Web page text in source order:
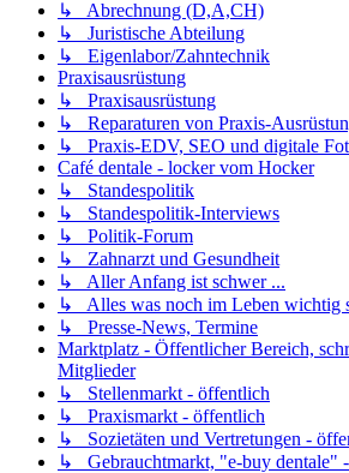
↳ Abrechnung (D,A,CH)
↳ Juristische Abteilung
↳ Eigenlabor/Zahntechnik
Praxisausrüstung
↳ Praxisausrüstung
↳ Reparaturen von Praxis-
↳ Praxis-EDV, SEO und digitale
Café dentale - locker vom Hocker
↳ Standespolitik
↳ Standespolitik-Interviews
↳ Politik-Forum
↳ Zahnarzt und Gesundheit
↳ Aller Anfang ist schwer ...
↳ Alles was noch im Leben wichtig
↳ Presse-News, Termine
Marktplatz - Öffentlicher Bereich,
Mitglieder
↳ Stellenmarkt - öffentlich
↳ Praxismarkt - öffentlich
↳ Sozietäten und Vertretungen -
↳ Gebrauchtmarkt, "e-buy dentale"